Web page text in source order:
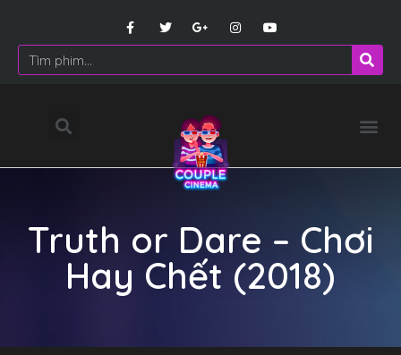
Truth or Dare – Chơi
Hay Chết (2018)